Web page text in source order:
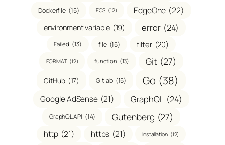
Dockerfile (15) ECS (12) EdgeOne (22)
environment variable (19) error (24)
Failed (13) file (15) filter (20)
FORMAT (12) function (13) Git (27)
GitHub (17) Gitlab (15) Go (38)
Google AdSense (21) GraphQL (24)
GraphQL API (14) Gutenberg (27)
http (21) https (21) Installation (12)